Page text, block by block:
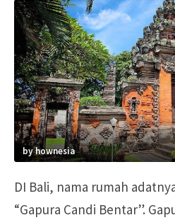
by hownesia
DI Bali, nama rumah
“Gapura Candi Bentar”.